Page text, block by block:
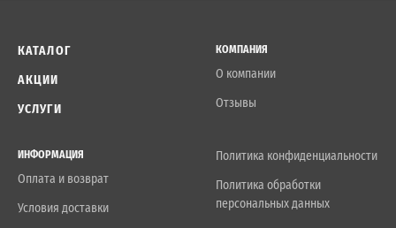
КАТАЛОГ
АКЦИИ
УСЛУГИ
КОМПАНИЯ
О компании
Отзывы
ИНФОРМАЦИЯ
Оплата и возврат
Условия доставки
Политика конфиденциальности
Политика обработки
персональных данных